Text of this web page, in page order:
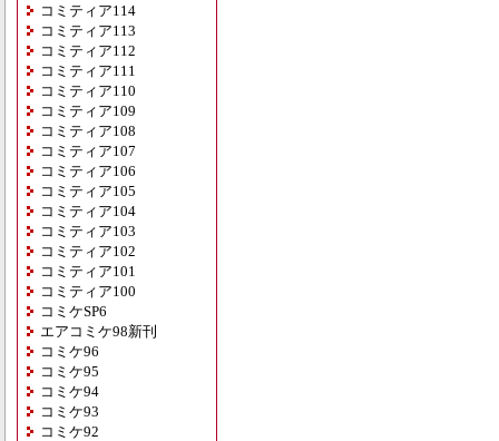
コミティア114
コミティア113
コミティア112
コミティア111
コミティア110
コミティア109
コミティア108
コミティア107
コミティア106
コミティア105
コミティア104
コミティア103
コミティア102
コミティア101
コミティア100
コミケSP6
エアコミケ98新刊
コミケ96
コミケ95
コミケ94
コミケ93
コミケ92